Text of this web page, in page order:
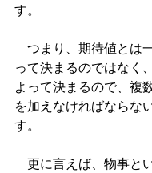
す。
つまり、期待値とは
って決まるのではなく
よって決まるので、複
を加えなければならな
す。
更に言えば、物事と